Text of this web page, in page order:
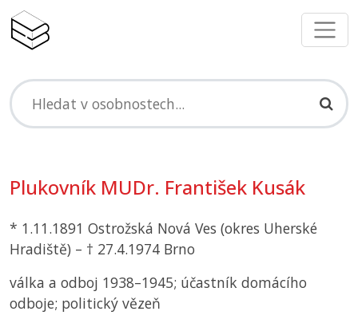
Plukovník MUDr. František Kusák
* 1.11.1891 Ostrožská Nová Ves (okres Uherské
Hradiště) – † 27.4.1974 Brno
válka a odboj 1938–1945; účastník domácího
odboje; politický vězeň